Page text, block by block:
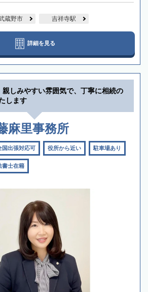
蔵野市 吉祥寺駅
詳細を見る
親しみやすい雰囲気で、丁寧に相続の
します
麻里事務所
国出張対応可 役所から近い 駐車場あり
書士在籍